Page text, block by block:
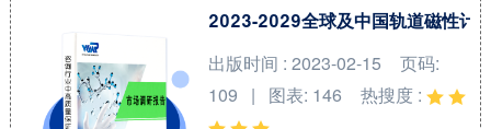
产品类型方面来看，电池绝缘套
额将达到 %。同时就应用来看，
汽车在2021年份额大约是 %，未
2023-2029全球及中国轨道磁性计
出版时间 : 2023-02-15
页码:
109 | 图表: 146
热搜度 :